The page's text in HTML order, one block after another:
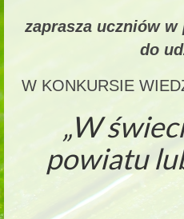
zaprasza uczniów
do
W KONKURSIE
„W
powiatu
Edycja